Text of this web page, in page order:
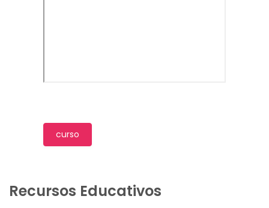
curso
Recursos Educativos